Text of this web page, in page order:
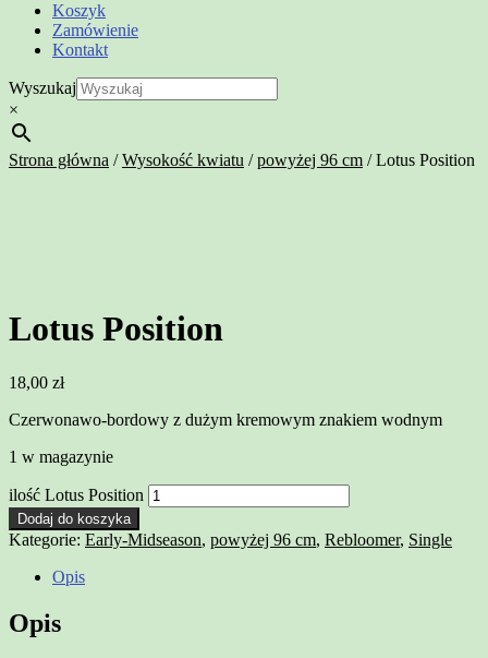
Koszyk
Zamówienie
Kontakt
Wyszukaj
×
Strona główna /Wysokość kwiatu /powyżej 96 cm /Lotus Position
Lotus Position
18,00 zł
Czerwonawo-bordowy z dużym kremowym znakiem wodnym
1 w magazynie
ilość Lotus Position
Dodaj do koszyka
Kategorie: Early-Midseason, powyżej 96 cm, Rebloomer, Single
Opis
Opis